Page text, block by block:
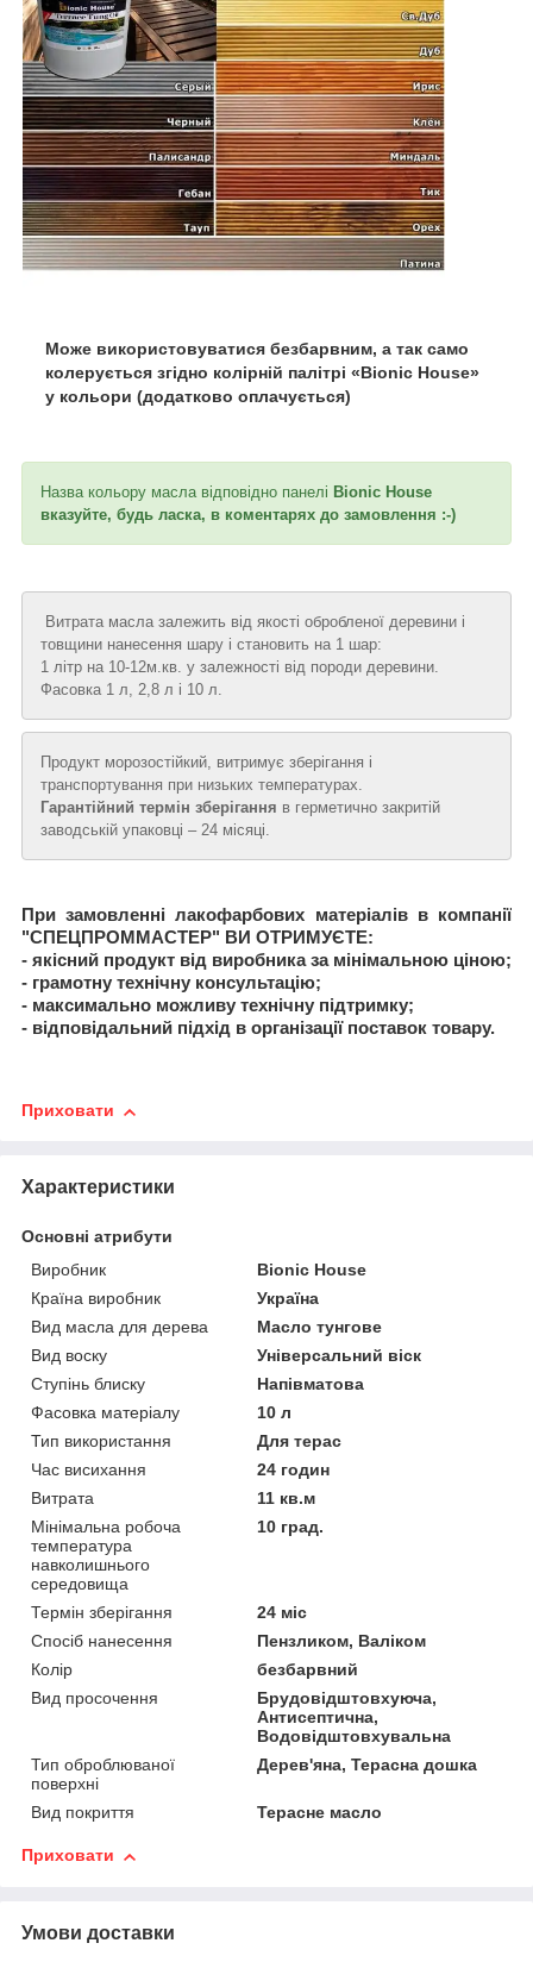
Може використовуватися безбарвним, а так само
колерується згідно колірній палітрі «Bionic House»
у кольори (додатково оплачується)
Назва кольору масла відповідно панелі Bionic House
вказуйте, будь ласка, в коментарях до замовлення :-)
Витрата маслазалежить від якості обробленої деревини і
товщини нанесення шару і становить на 1 шар:
1 літр на 10-12м.кв. у залежності від породи деревини.
Фасовка 1 л, 2,8 л і 10 л.
Продукт морозостійкий, витримує зберігання і
транспортування при низьких температурах.
Гарантійний термін зберігання в герметично закритій
заводській упаковці – 24 місяці.
При замовленні лакофарбових матеріалів в компанії
"СПЕЦПРОММАСТЕР" ВИ ОТРИМУЄТЕ:
- якісний продукт від виробника за мінімальною ціною;
- грамотну технічну консультацію;
- максимально можливу технічну підтримку;
- відповідальний підхід в організації поставок товару.
Приховати
Характеристики
Основні атрибути
Виробник
Bionic House
Країна виробник
Україна
Вид масла для дерева
Масло тунгове
Вид воску
Універсальний віск
Ступінь блиску
Напівматова
Фасовка матеріалу
10 л
Тип використання
Для терас
Час висихання
24 годин
Витрата
11 кв.м
Мінімальна робоча
температура
навколишнього
середовища
10 град.
Термін зберігання
24 міс
Спосіб нанесення
Пензликом, Валіком
Колір
безбарвний
Вид просочення
Брудовідштовхуюча,
Антисептична,
Водовідштовхувальна
Тип оброблюваної
поверхні
Дерев'яна, Терасна дошка
Вид покриття Терасне масло
Приховати
Умови доставки